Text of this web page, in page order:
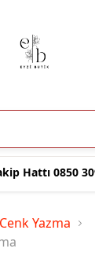
Hattı 0850
Cenk Yazma